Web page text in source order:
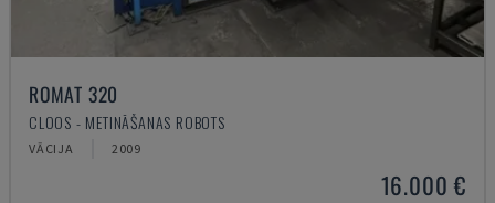
ROMAT 320
CLOOS - METINĀŠANAS ROBOTS
VĀCIJA 2009
16.000 €